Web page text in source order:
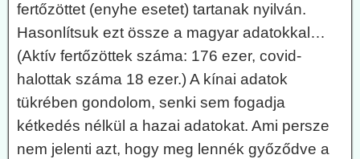
fertőzöttet (enyhe esetet) tartanak nyilván.
Hasonlítsuk ezt össze a magyar adatokkal…
(Aktív fertőzöttek száma: 176 ezer, covid-
halottak száma 18 ezer.) A kínai adatok
tükrében gondolom, senki sem fogadja
kétkedés nélkül a hazai adatokat. Ami persze
nem jelenti azt, hogy meg lennék győződve a